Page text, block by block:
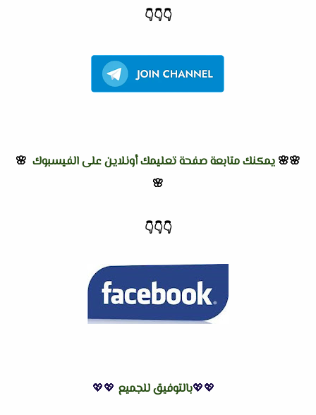
👇
👇
👇
🌸🌸 يمكنك متابعة صفحة تعليمك أونلاين على الفيسبوك 🌸
🌸
👇
👇
👇
💖💖بالتوفيق للجميع 💖💖